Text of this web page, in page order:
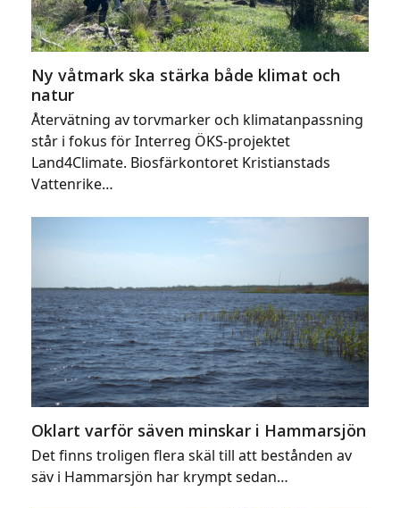
Ny våtmark ska stärka både klimat och
natur
Återvätning av torvmarker och klimatanpassning
står i fokus för Interreg ÖKS-projektet
Land4Climate. Biosfärkontoret Kristianstads
Vattenrike…
Oklart varför säven minskar i Hammarsjön
Det finns troligen flera skäl till att bestånden av
säv i Hammarsjön har krympt sedan…